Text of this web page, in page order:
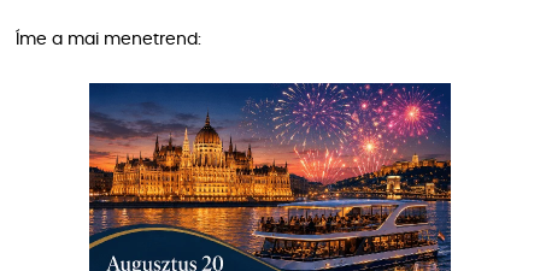
Íme a mai menetrend: